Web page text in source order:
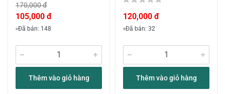
170,000 đ
105,000 đ
Đã bán: 148
Thêm vào giỏ hàng
120,000 đ
Đã bán: 32
Thêm vào giỏ hàng